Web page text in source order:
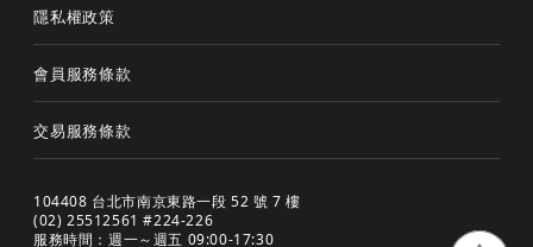
隱私權政策
會員服務條款
交易服務條款
104408 台北市南京東路一段 52 號 7 樓
(02) 25512561 #224-226
服務時間：週一～週五 09:00-17:30